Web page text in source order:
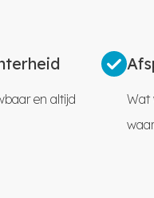
en altijd
Wat